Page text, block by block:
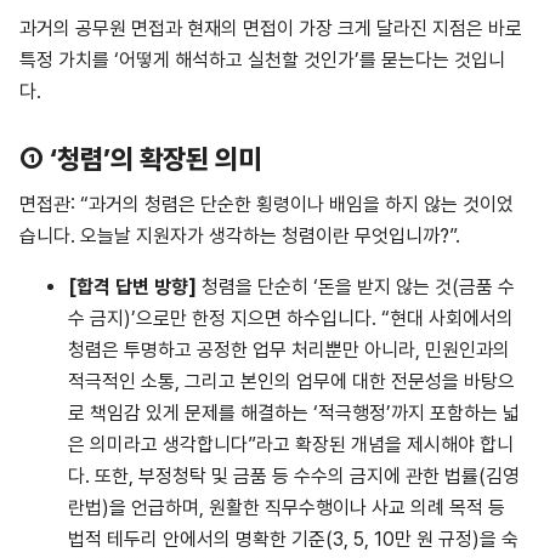
과거의 공무원 면접과 현재의 면접이 가장 크게 달라진 지점은 바로
특정 가치를 ‘어떻게 해석하고 실천할 것인가’를 묻는다는 것입니
다.
① ‘청렴’의 확장된 의미
면접관: “과거의 청렴은 단순한 횡령이나 배임을 하지 않는 것이었
습니다. 오늘날 지원자가 생각하는 청렴이란 무엇입니까?”.
[합격 답변 방향] 청렴을 단순히 ‘돈을 받지 않는 것(금품 수
수 금지)’으로만 한정 지으면 하수입니다. “현대 사회에서의
청렴은 투명하고 공정한 업무 처리뿐만 아니라, 민원인과의
적극적인 소통, 그리고 본인의 업무에 대한 전문성을 바탕으
로 책임감 있게 문제를 해결하는 ‘적극행정’까지 포함하는 넓
은 의미라고 생각합니다”라고 확장된 개념을 제시해야 합니
다. 또한, 부정청탁 및 금품 등 수수의 금지에 관한 법률(김영
란법)을 언급하며, 원활한 직무수행이나 사교 의례 목적 등
법적 테두리 안에서의 명확한 기준(3, 5, 10만 원 규정)을 숙